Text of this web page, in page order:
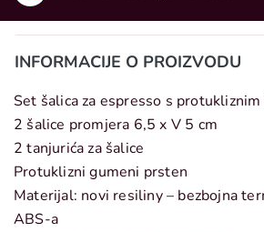
INFORMACIJE O PROIZVODU
Set šalica za espresso s
2 šalice promjera 6,5 x V 5 cm
2 tanjurića za šalice
Protuklizni gumeni prsten
Materijal: novi resiliny – bezbojna
ABS-a